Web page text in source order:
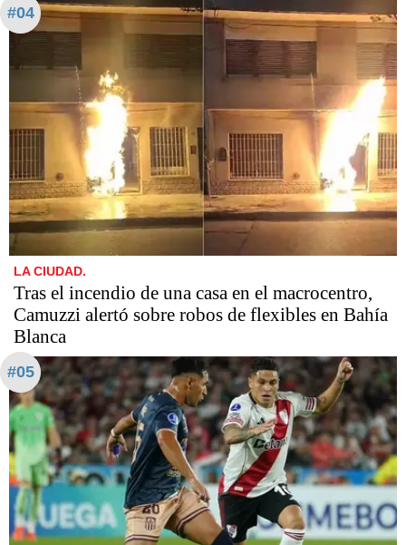
#04
LA CIUDAD.
Tras el incendio de una casa en el macrocentro,
Camuzzi alertó sobre robos de flexibles en Bahía
Blanca
#05